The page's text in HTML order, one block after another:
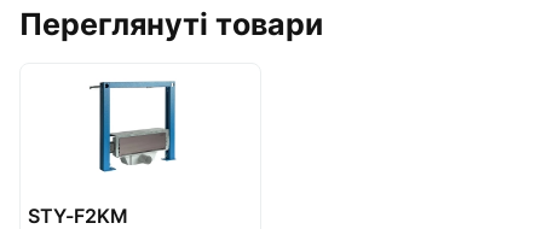
Переглянуті товари
STY-F2KM